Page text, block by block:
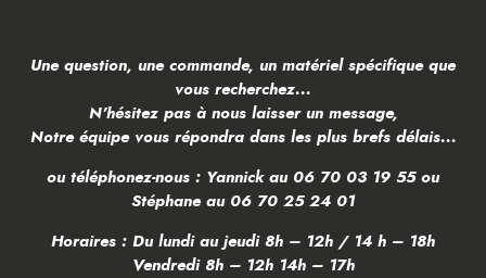
Une question, une commande, un matériel spécifique que
vous recherchez...
N'hésitez pas à nous laisser un message,
Notre équipe vous répondra dans les plus brefs délais...
ou téléphonez-nous : Yannick au 06 70 03 19 55ou
Stéphane au 06 70 25 24 01
Horaires : Du lundi au jeudi 8h – 12h / 14 h – 18h
Vendredi 8h – 12h 14h – 17h